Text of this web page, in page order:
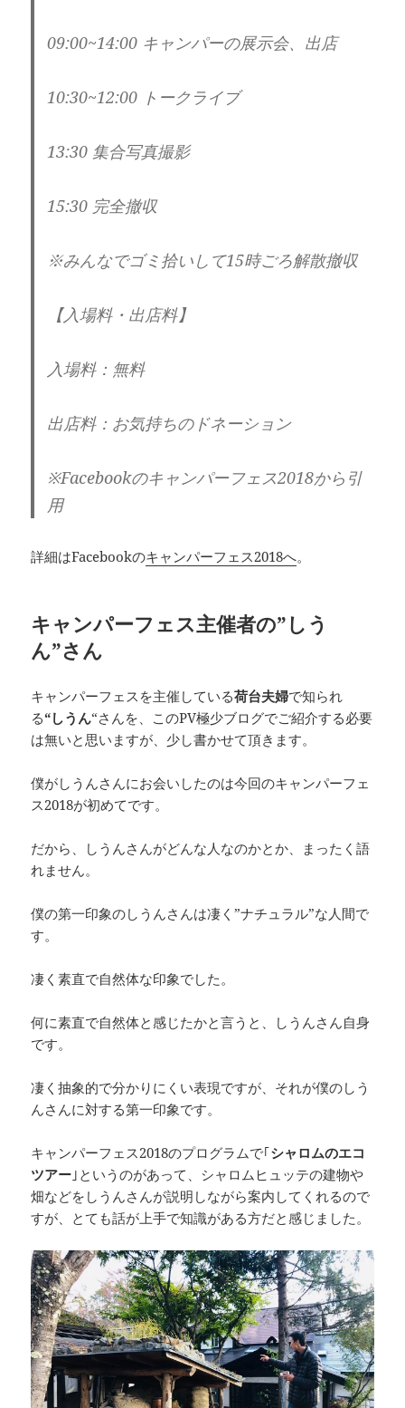
09:00~14:00 キャンパーの展示会、出店
10:30~12:00 トークライブ
13:30 集合写真撮影
15:30 完全撤収
※みんなでゴミ拾いして15時ごろ解散撤収
【入場料・出店料】
入場料：無料
出店料：お気持ちのドネーション
※Facebookのキャンパーフェス2018から引
用
詳細はFacebookのキャンパーフェス2018へ。
キャンパーフェス主催者の”しう
ん”さん
キャンパーフェスを主催している荷台夫婦で知られ
る“しうん“さんを、このPV極少ブログでご紹介する必要
は無いと思いますが、少し書かせて頂きます。
僕がしうんさんにお会いしたのは今回のキャンパーフェ
ス2018が初めてです。
だから、しうんさんがどんな人なのかとか、まったく語
れません。
僕の第一印象のしうんさんは凄く”ナチュラル”な人間で
す。
凄く素直で自然体な印象でした。
何に素直で自然体と感じたかと言うと、しうんさん自身
です。
凄く抽象的で分かりにくい表現ですが、それが僕のしう
んさんに対する第一印象です。
キャンパーフェス2018のプログラムで｢シャロムのエコ
ツアー ｣というのがあって、シャロムヒュッテの建物や
畑などをしうんさんが説明しながら案内してくれるので
すが、とても話が上手で知識がある方だと感じました。